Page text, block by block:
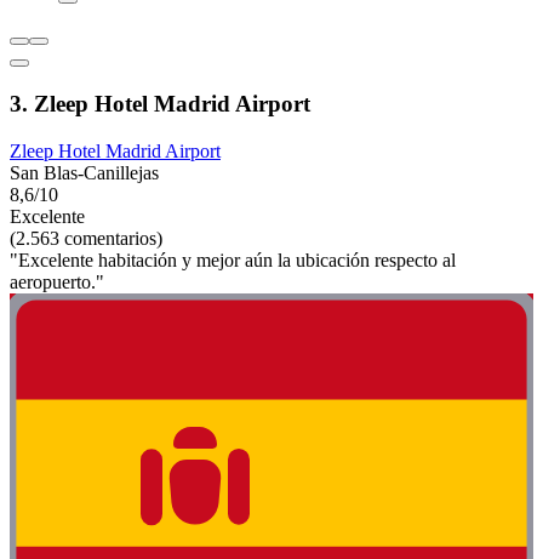
3. Zleep Hotel Madrid Airport
Zleep Hotel Madrid Airport
San Blas-Canillejas
8,6/10
Excelente
(2.563 comentarios)
"Excelente habitación y mejor aún la ubicación respecto al
aeropuerto."